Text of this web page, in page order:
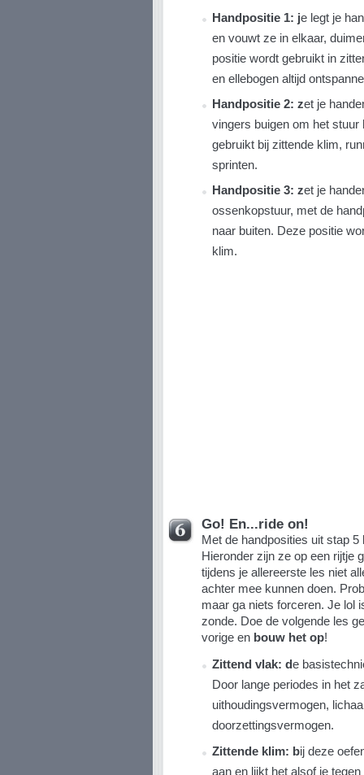
Handpositie 1: je legt je
en vouwt ze in elkaar,
positie wordt gebruikt in
en ellebogen altijd
Handpositie 2: zet je
vingers buigen om het
gebruikt bij zittende klim,
sprinten.
Handpositie 3: zet je
ossenkopstuur, met de
naar buiten. Deze positie
klim.
Go! En...ride on!
Met de handposities uit stap
Hieronder zijn ze op een rijtje
tijdens je allereerste les niet
achter mee kunnen doen.
maar ga niets forceren. Je lol
zonde. Doe de volgende les
vorige en bouw het op!
Zittend vlak: de
Door lange periodes in het
uithoudingsvermogen,
doorzettingsvermogen.
Zittende klim: bij deze
aan en lijkt het alsof je